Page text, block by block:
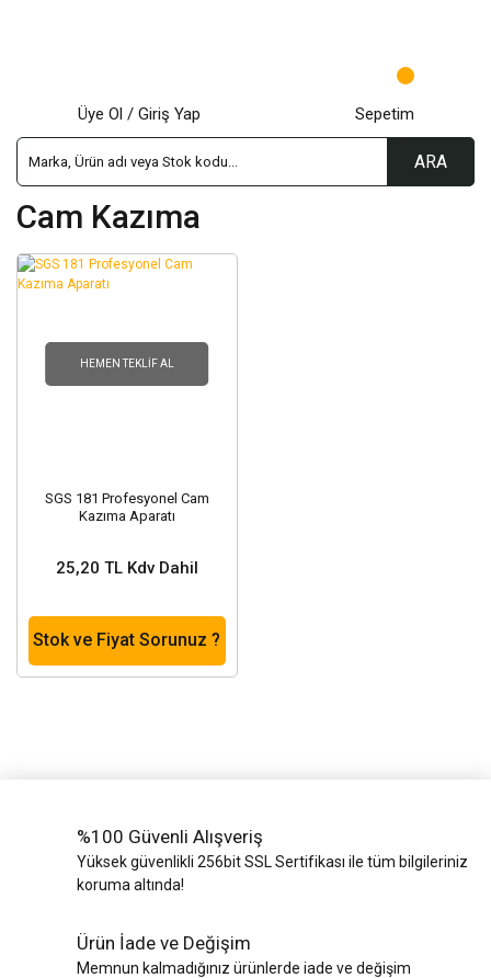
ARA
Üye Ol / Giriş Yap Sepetim
Cam Kazıma
HEMEN TEKLIF AL
SGS 181 Profesyonel Cam
Kazıma Aparatı
25,20 TL Kdv Dahil
Stok ve Fiyat Sorunuz ?
%100 Güvenli Alışveriş
Yüksek güvenlikli 256bit SSL Sertifikası ile tüm bilgileriniz
koruma altında!
Ürün İade ve Değişim
Memnun kalmadığınız ürünlerde iade ve değişim